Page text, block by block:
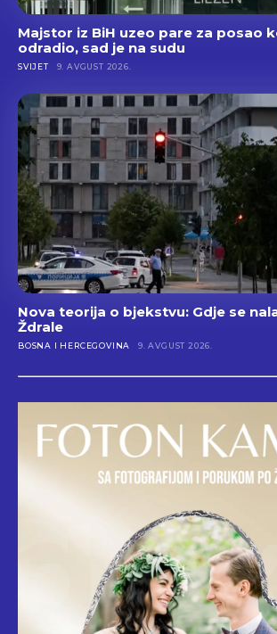
Majstor iz BiH uzeo pare za posao
odradio, sad je na sudu
SVIJET 9. AVGUST 2026.
Nova teorija o bjekstvu: Gdje se
Ždrale
BOSNA I HERCEGOVINA 9. AVGUST 2026.